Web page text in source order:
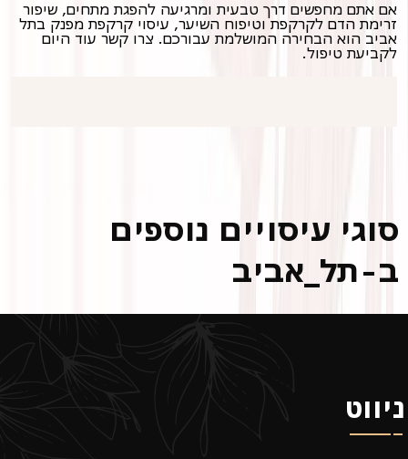
לקביעת טיפול.
סוגי עיסויים נוספים
ב-תל_אביב
ניווט